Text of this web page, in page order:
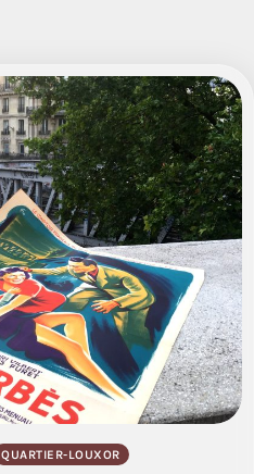
QUARTIER-LOUXOR